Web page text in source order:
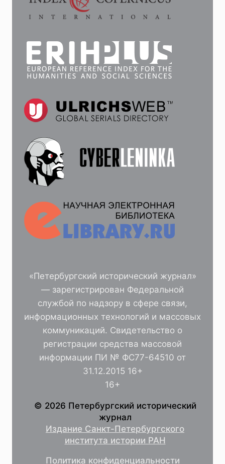
«Петербургский исторический журнал»
— зарегистрирован Федеральной
службой по надзору в сфере связи,
информационных технологий и массовых
коммуникаций. Свидетельство о
регистрации средства массовой
информации ПИ № ФС77-64510 от
31.12.2015 16+
16+
© 2026 Петербургский исторический
журнал
Издание Санкт-Петербургского
института истории РАН
Политика конфиденциальности